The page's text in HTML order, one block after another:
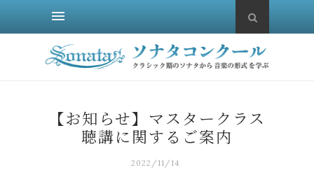
【お知らせ】マスタークラス
聴講に関するご案内
2022/11/14